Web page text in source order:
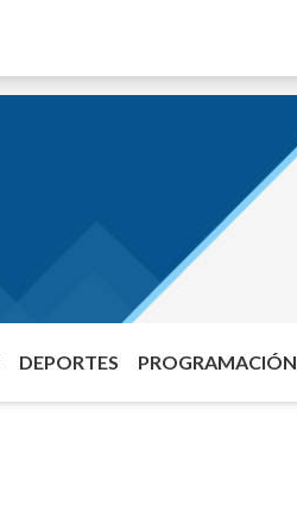
DEPORTES PROGRAMACIÓN